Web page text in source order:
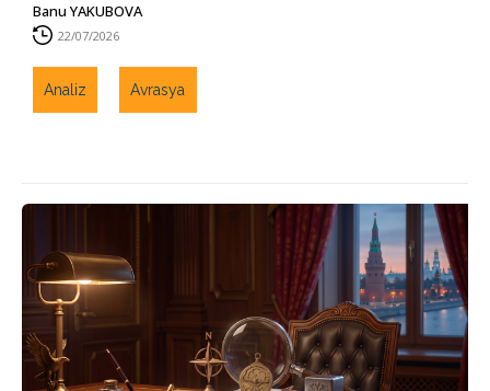
Banu YAKUBOVA
22/07/2026
Analiz Avrasya